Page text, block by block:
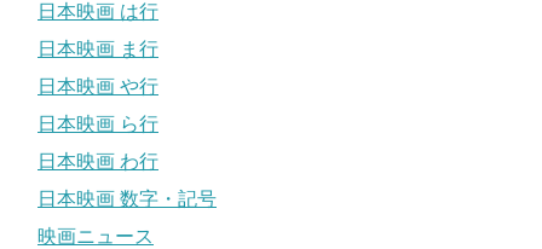
日本映画 は行
日本映画 ま行
日本映画 や行
日本映画 ら行
日本映画 わ行
日本映画 数字・記号
映画ニュース